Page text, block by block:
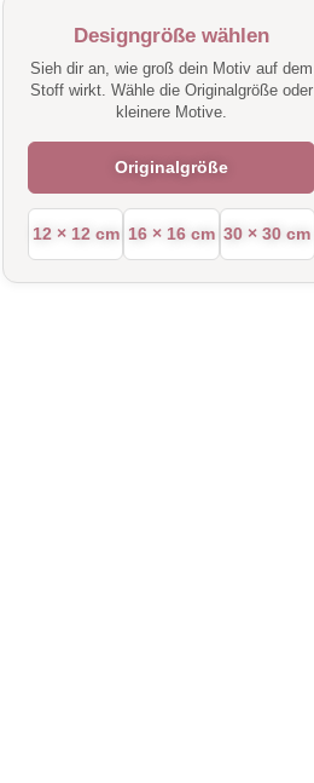
Designgröße wählen
Sieh dir an, wie groß dein Motiv auf dem
Stoff wirkt. Wähle die Originalgröße oder
kleinere Motive.
Originalgröße
12 × 12 cm 16 × 16 cm 30 × 30 cm